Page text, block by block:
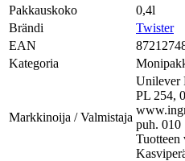
Pakkauskoko
0,4l
Brändi
Twister
EAN
Kategoria
Markkinoija / Valmistaja
Unilever
PL 254,
puh. 010